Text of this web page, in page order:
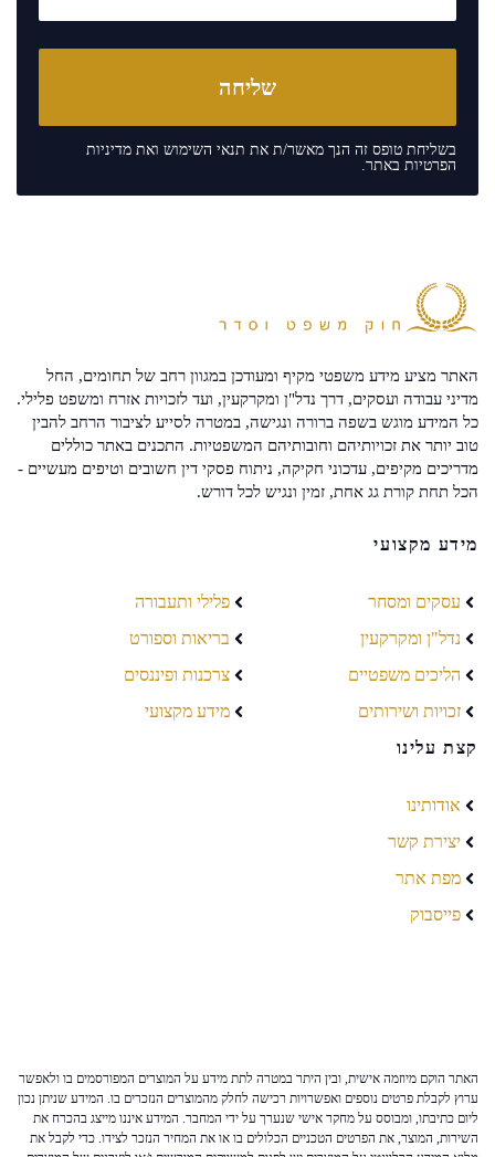
בשליחת טופס זה הנך מאשר/ת את תנאי השימוש ואת מדיניות
הפרטיות באתר.
האתר מציע מידע משפטי מקיף ומעודכן במגוון רחב של תחומים, החל
מדיני עבודה ועסקים, דרך נדל"ן ומקרקעין, ועד לזכויות אזרח ומשפט פלילי.
כל המידע מוגש בשפה ברורה ונגישה, במטרה לסייע לציבור הרחב להבין
טוב יותר את זכויותיהם וחובותיהם המשפטיות. התכנים באתר כוללים
מדריכים מקיפים, עדכוני חקיקה, ניתוח פסקי דין חשובים וטיפים מעשיים -
הכל תחת קורת גג אחת, זמין ונגיש לכל דורש.
מידע מקצועי
עסקים ומסחר
נדל"ן ומקרקעין
הליכים משפטיים
זכויות ושירותים
פלילי ותעבורה
בריאות וספורט
צרכנות ופיננסים
מידע מקצועי
קצת עלינו
אודותינו
יצירת קשר
מפת אתר
פייסבוק
האתר הוקם מיוזמה אישית, ובין היתר במטרה לתת מידע על המוצרים המפורסמים בו ולאפשר
ערוץ לקבלת פרטים נוספים ואפשרויות רכישה לחלק מהמוצרים הנזכרים בו. המידע שניתן נכון
ליום כתיבתו, ומבוסס על מחקר אישי שנערך על ידי המחבר. המידע איננו מייצג בהכרח את
השירות, המוצר, את הפרטים הטכניים הכלולים בו או את המחיר הנזכר לצידו. כדי לקבל את